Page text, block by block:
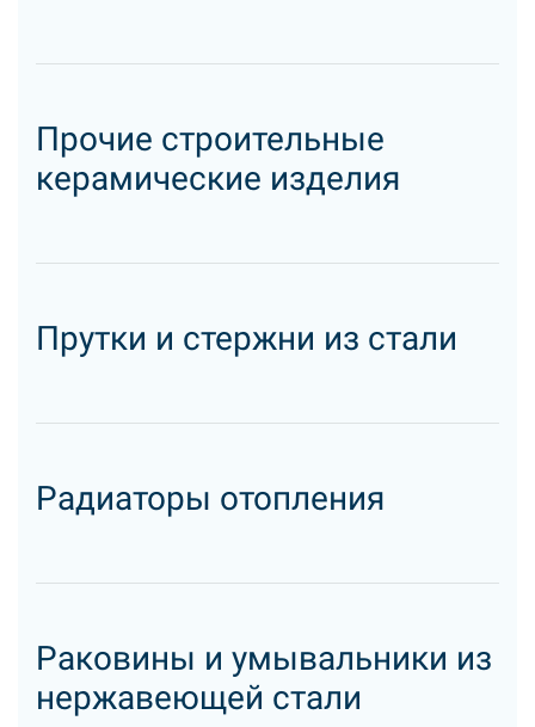
Прочие строительные
керамические изделия
Прутки и стержни из стали
Радиаторы отопления
Раковины и умывальники из
нержавеющей стали